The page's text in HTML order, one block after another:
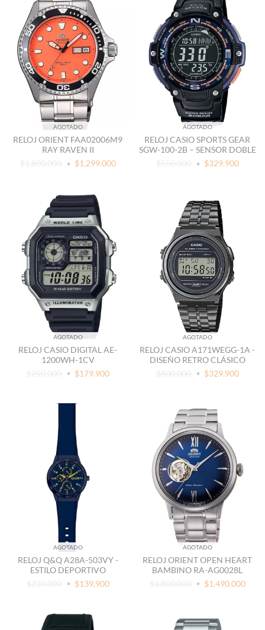
AGOTADO
RELOJ ORIENT FAA02006M9
RAY RAVEN II
$1.800.000
$1.299.000
AGOTADO
RELOJ CASIO SPORTS GEAR
SGW-100-2B – SENSOR DOBLE
$550.000
$329.900
AGOTADO
RELOJ CASIO DIGITAL AE-
1200WH-1CV
$250.000
$179.900
AGOTADO
RELOJ CASIO A171WEGG-1A -
DISEÑO RETRO CLÁSICO
$600.000
$329.900
AGOTADO
RELOJ Q&Q A28A-503VY -
ESTILO DEPORTIVO
$220.000
$139.900
AGOTADO
RELOJ ORIENT OPEN HEART
BAMBINO RA-AG0028L
$1.800.000
$1.490.000